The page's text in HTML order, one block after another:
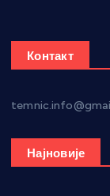
Контакт
Најновије